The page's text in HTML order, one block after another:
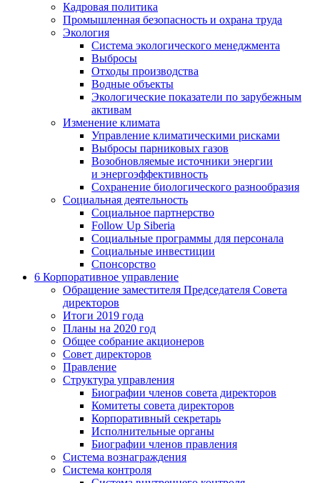
Кадровая политика
Промышленная безопасность и охрана труда
Экология
Система экологического менеджмента
Выбросы
Отходы производства
Водные объекты
Экологические показатели по зарубежным
активам
Изменение климата
Управление климатическими рисками
Выбросы парниковых газов
Возобновляемые источники энергии
и энергоэффективность
Сохранение биологического разнообразия
Социальная деятельность
Социальное партнерство
Follow Up Siberia
Социальные программы для персонала
Социальные инвестиции
Спонсорство
6 Корпоративное управление
Обращение заместителя Председателя Совета
директоров
Итоги 2019 года
Планы на 2020 год
Общее собрание акционеров
Совет директоров
Правление
Структура управления
Биографии членов совета директоров
Комитеты совета директоров
Корпоративный секретарь
Исполнительные органы
Биографии членов правления
Система вознаграждения
Система контроля